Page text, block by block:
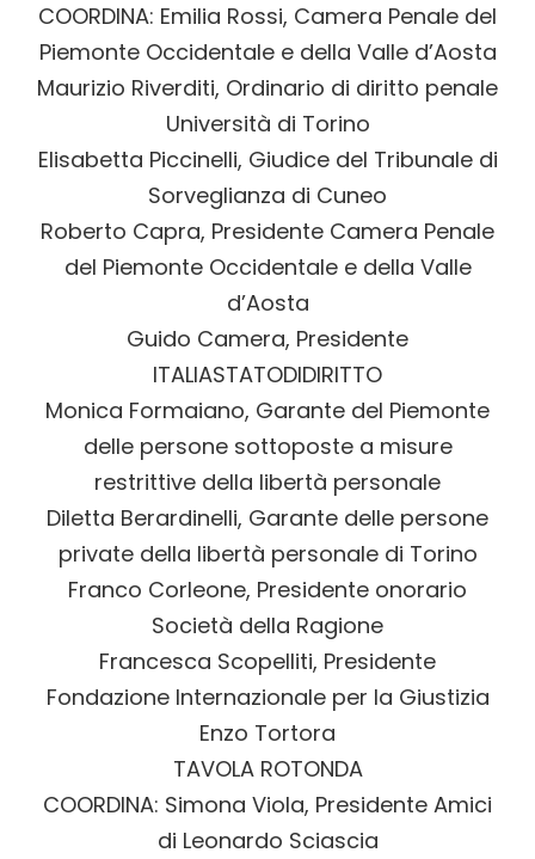
COORDINA: Emilia Rossi, Camera Penale del
Piemonte Occidentale e della Valle d’Aosta
Maurizio Riverditi, Ordinario di diritto penale
Università di Torino
Elisabetta Piccinelli, Giudice del Tribunale di
Sorveglianza di Cuneo
Roberto Capra, Presidente Camera Penale
del Piemonte Occidentale e della Valle
d’Aosta
Guido Camera, Presidente
ITALIASTATODIDIRITTO
Monica Formaiano, Garante del Piemonte
delle persone sottoposte a misure
restrittive della libertà personale
Diletta Berardinelli, Garante delle persone
private della libertà personale di Torino
Franco Corleone, Presidente onorario
Società della Ragione
Francesca Scopelliti, Presidente
Fondazione Internazionale per la Giustizia
Enzo Tortora
TAVOLA ROTONDA
COORDINA: Simona Viola, Presidente Amici
di Leonardo Sciascia